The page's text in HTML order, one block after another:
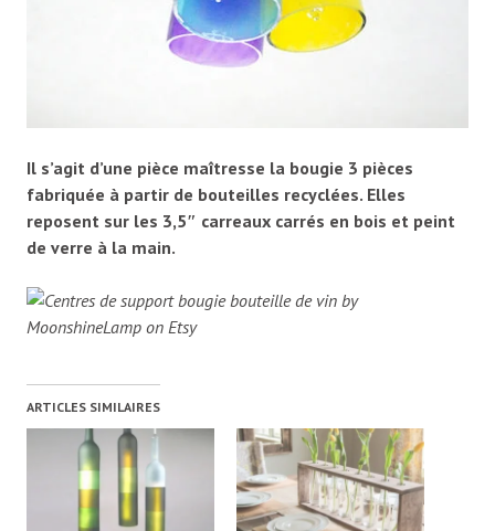
Il s’agit d’une pièce maîtresse la bougie 3 pièces
fabriquée à partir de bouteilles recyclées. Elles
reposent sur les 3,5″ carreaux carrés en bois et peint
de verre à la main.
ARTICLES SIMILAIRES